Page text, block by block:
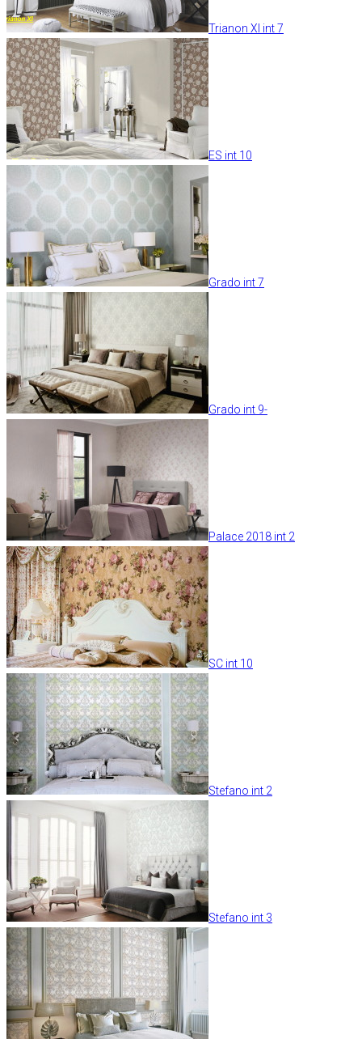
Trianon XI int 7
ES int 10
Grado int 7
Grado int 9-
Palace 2018 int 2
SC int 10
Stefano int 2
Stefano int 3